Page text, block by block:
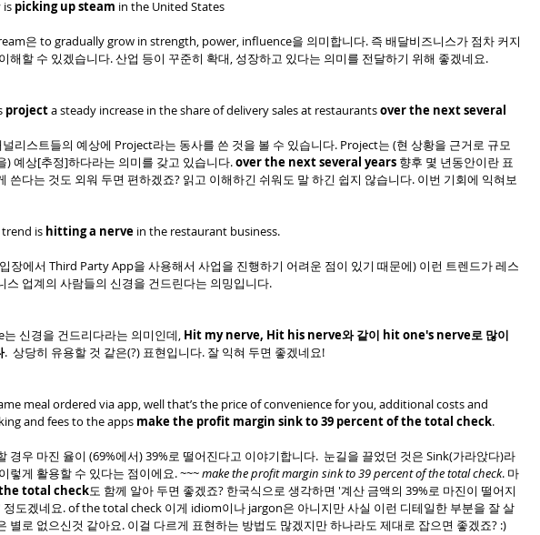
is picking up steam in the United States
은 to gradually grow in strength, power, influence을 의미합니다. 즉 배달비즈니스가 점차 커지
해할 수 있겠습니다. 산업 등이 꾸준히 확대, 성장하고 있다는 의미를 전달하기 위해 좋겠네요.
project a steady increase in the share of delivery sales at restaurants over the next several
리스트들의 예상에 Project라는 동사를 쓴 것을 볼 수 있습니다. Project는 (현 상황을 근거로 규모
) 예상[추정]하다라는 의미를 갖고 있습니다. over the next several years 향후 몇 년동안이란 표
쓴다는 것도 외워 두면 편하겠죠? 읽고 이해하긴 쉬워도 말 하긴 쉽지 않습니다. 이번 기회에 익혀보
is hitting a nerve in the restaurant business.
장에서 Third Party App을 사용해서 사업을 진행하기 어려운 점이 있기 때문에) 이런 트렌드가 레스
스 업계의 사람들의 신경을 건드린다는 의밍입니다.
신경을 건드리다라는 의미인데, Hit my nerve, Hit his nerve와 같이 hit one's nerve로 많이
.  상당히 유용할 것 같은(?) 표현입니다. 잘 익혀 두면 좋겠네요!
meal ordered via app, well that’s the price of convenience for you, additional costs and
and fees to the apps make the profit margin sink to 39 percent of the total check.
경우 마진 율이 (69%에서) 39%로 떨어진다고 이야기합니다.  눈길을 끌었던 것은 Sink(가라앉다)라
렇게 활용할 수 있다는 점이에요. ~~~ make the profit margin sink to 39 percent of the total check. 마
total check도 함께 알아 두면 좋겠죠? 한국식으로 생각하면 '계산 금액의 39%로 마진이 떨어지
정도겠네요. of the total check 이게 idiom이나 jargon은 아니지만 사실 이런 디테일한 부분을 잘 살
별로 없으신것 같아요. 이걸 다르게 표현하는 방법도 많겠지만 하나라도 제대로 잡으면 좋겠죠? :)